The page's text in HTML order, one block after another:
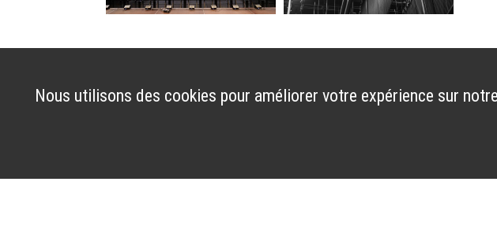
Nous utilisons des cookies pour améliorer votre expérience sur